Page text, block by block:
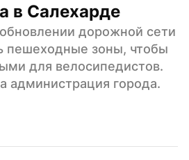
в Салехарде
дорожной сети
пешеходные зоны, чтобы
для велосипедистов.
администрация города.